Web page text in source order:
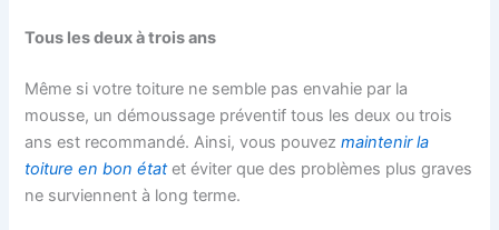
Tous les deux à trois ans
Même si votre toiture ne semble pas envahie par la
mousse, un démoussage préventif tous les deux ou trois
ans est recommandé. Ainsi, vous pouvezmaintenir la
toiture en bon étatet éviter que des problèmes plus graves
ne surviennent à long terme.